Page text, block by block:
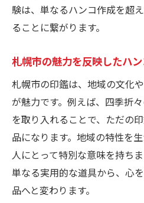
験は、単なるハンコ作成を超
ることに繋がります。
札幌市の魅力を反映したハ
札幌市の印鑑は、地域の文化
が魅力です。例えば、四季折
を取り入れることで、ただの
品になります。地域の特性を
人にとって特別な意味を持ち
単なる実用的な道具から、心
品へと変わります。